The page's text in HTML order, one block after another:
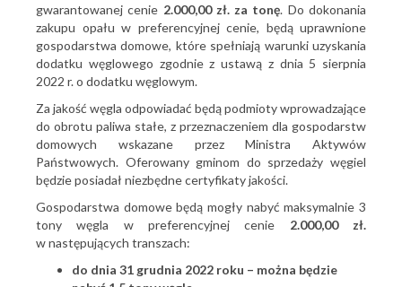
gwarantowanej cenie 2.000,00 zł. za tonę. Do dokonania
zakupu opału w preferencyjnej cenie, będą uprawnione
gospodarstwa domowe, które spełniają warunki uzyskania
dodatku węglowego zgodnie z ustawą z dnia 5 sierpnia
2022 r. o dodatku węglowym.
Za jakość węgla odpowiadać będą podmioty wprowadzające
do obrotu paliwa stałe, z przeznaczeniem dla gospodarstw
domowych wskazane przez Ministra Aktywów
Państwowych. Oferowany gminom do sprzedaży węgiel
będzie posiadał niezbędne certyfikaty jakości.
Gospodarstwa domowe będą mogły nabyć maksymalnie 3
tony węgla w preferencyjnej cenie 2.000,00 zł.
w następujących transzach:
do dnia 31 grudnia 2022 roku – można będzie